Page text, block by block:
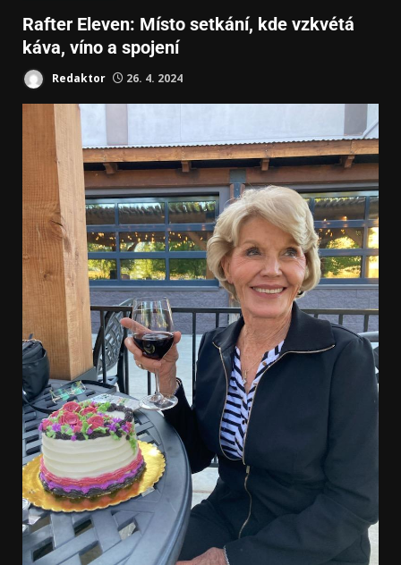
Rafter Eleven: Místo setkání, kde vzkvétá
káva, víno a spojení
Redaktor 26. 4. 2024